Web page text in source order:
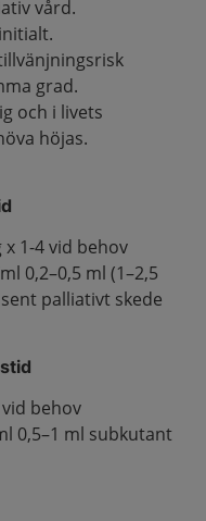
vård.
grad.
och i livets
höjas.
1-4 vid behov
0,2–0,5 ml (1–2,5
palliativt skede
behov
0,5–1 ml subkutant